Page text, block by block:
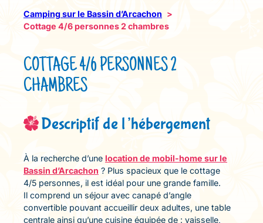
Camping sur le Bassin d’Arcachon
Cottage 4/6 personnes 2 chambres
COTTAGE 4/6 PERSONNES 2
CHAMBRES
Descriptif de l’hébergement
À la recherche d’une location de mobil-home sur le
Bassin d’Arcachon ? Plus spacieux que le cottage
4/5 personnes, il est idéal pour une grande famille.
Il comprend un séjour avec canapé d’angle
convertible pouvant accueillir deux adultes, une table
centrale ainsi qu’une cuisine équipée de : vaisselle,